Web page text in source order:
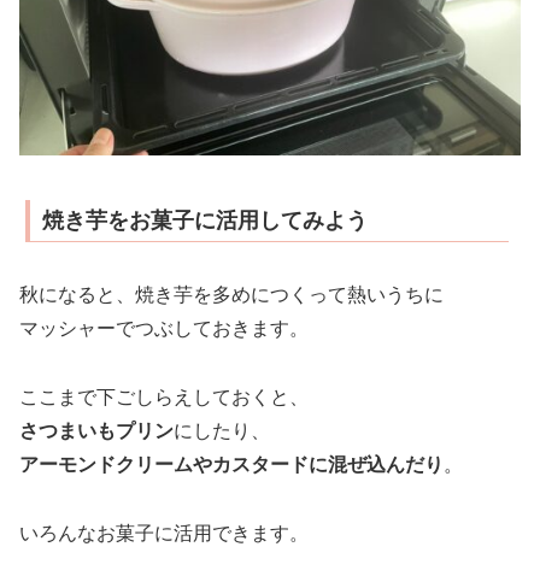
焼き芋をお菓子に活用してみよう
秋になると、焼き芋を多めにつくって熱いうちに
マッシャーでつぶしておきます。
ここまで下ごしらえしておくと、
さつまいもプリンにしたり、
アーモンドクリームやカスタードに混ぜ込んだり 。
いろんなお菓子に活用できます。